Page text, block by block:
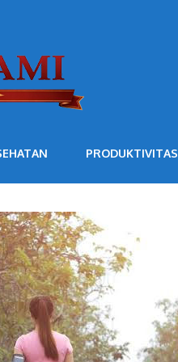
PRODUKTIVITAS